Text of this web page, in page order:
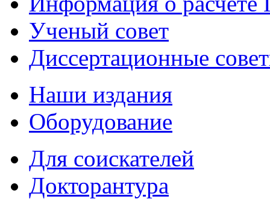
Ученый совет
Диссертационные
Наши издания
Оборудование
Для соискателей
Докторантура